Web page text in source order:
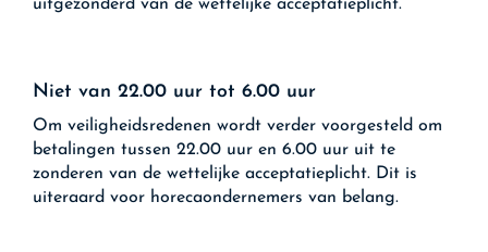
uitgezonderd van de wettelijke acceptatieplicht.
Niet van 22.00 uur tot 6.00 uur
Om veiligheidsredenen wordt verder voorgesteld om
betalingen tussen 22.00 uur en 6.00 uur uit te
zonderen van de wettelijke acceptatieplicht. Dit is
uiteraard voor horecaondernemers van belang.